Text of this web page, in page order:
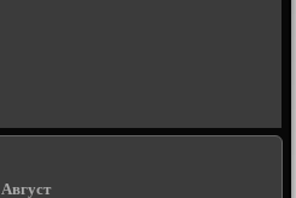
Август